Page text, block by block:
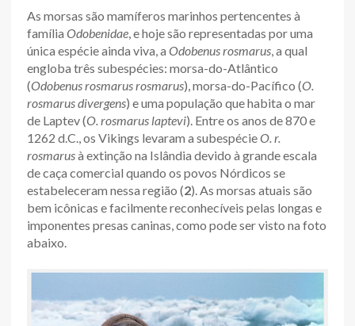
As morsas são mamíferos marinhos pertencentes à
família Odobenidae, e hoje são representadas por uma
única espécie ainda viva, a Odobenus rosmarus, a qual
engloba três subespécies: morsa-do-Atlântico
(Odobenus rosmarus rosmarus), morsa-do-Pacífico (O.
rosmarus divergens) e uma população que habita o mar
de Laptev (O. rosmarus laptevi). Entre os anos de 870 e
1262 d.C., os Vikings levaram a subespécieO. r.
rosmarusà extinção na Islândia devido à grande escala
de caça comercial quando os povos Nórdicos se
estabeleceram nessa região (2). As morsas atuais são
bem icônicas e facilmente reconhecíveis pelas longas e
imponentes presas caninas, como pode ser visto na foto
abaixo.